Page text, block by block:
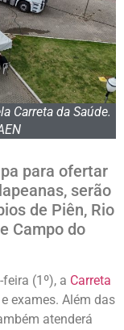
Carreta da Saúde.
para ofertar
serão
de Piên, Rio
Campo do
(1º), a Carreta
exames. Além das
atenderá